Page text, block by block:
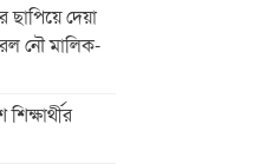
দেয়া
নৌ মালিক-